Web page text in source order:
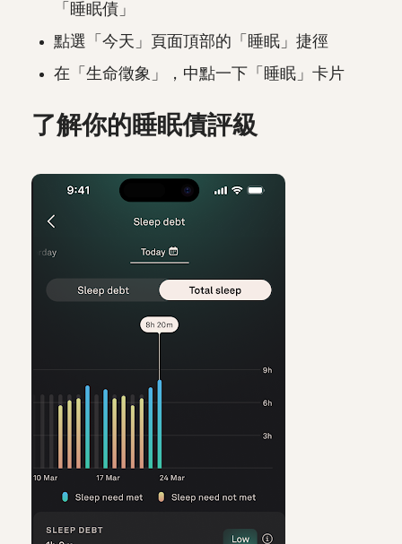
「睡眠債」
點選「今天」頁面頂部的「睡眠」捷徑
在「生命徵象」，中點一下「睡眠」卡片
了解你的睡眠債評級